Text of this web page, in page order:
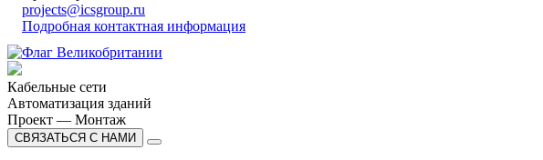
projects@icsgroup.ru
Подробная контактная информация
Кабельные сети
Автоматизация зданий
Проект — Монтаж
СВЯЗАТЬСЯ С НАМИ